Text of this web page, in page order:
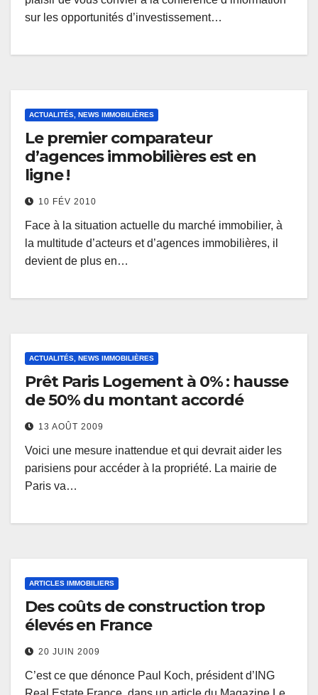
sur les opportunités d’investissement…
ACTUALITÉS, NEWS IMMOBILIÈRES
Le premier comparateur
d’agences immobilières est en
ligne !
10 FÉV 2010
Face à la situation actuelle du marché immobilier, à
la multitude d’acteurs et d’agences immobilières, il
devient de plus en…
ACTUALITÉS, NEWS IMMOBILIÈRES
Prêt Paris Logement à 0% : hausse
de 50% du montant accordé
13 AOÛT 2009
Voici une mesure inattendue et qui devrait aider les
parisiens pour accéder à la propriété. La mairie de
Paris va…
ARTICLES IMMOBILIERS
Des coûts de construction trop
élevés en France
20 JUIN 2009
C’est ce que dénonce Paul Koch, président d’ING